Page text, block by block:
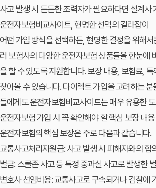
사고 발생 시 든든한 조력자가 필요하다면 설계사
운전자보험비교사이트, 현명한 선택의 길라잡이
어떤 가입 방식을 선택하든, 현명한 결정을 위해
러 보험사의 다양한 운전자보험 상품들을 한눈에
을 할 수 있도록 지원합니다. 보장 내용, 보험료,
찾아볼 수 있습니다. 다이렉트 가입을 고려하는
들에게도 운전자보험비교사이트는 매우 유용한
운전자보험 가입 시 꼭 확인해야 할 핵심 보장 내용
운전자보험의 핵심 보장은 주로 다음과 같습니다.
교통사고처리지원금: 사고 발생 시 피해자와의 합
벌금: 스쿨존 사고 등 특정 중과실 사고로 발생한
변호사 선임비용: 교통사고로 구속되거나 검찰에